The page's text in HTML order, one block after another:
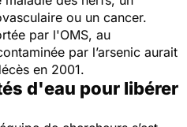
ou un cancer.
par l'OMS, au
par l’arsenic aurait
en 2001.
d'eau pour libérer